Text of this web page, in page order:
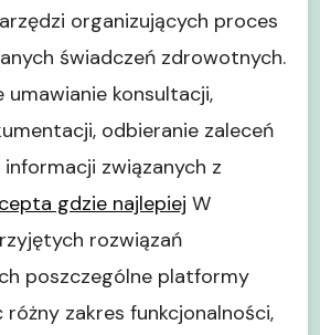
organizujących proces
świadczeń zdrowotnych.
umawianie konsultacji,
odbieranie zaleceń
związanych z
gdzie najlepiej W
rozwiązań
poszczególne platformy
zakres funkcjonalności,